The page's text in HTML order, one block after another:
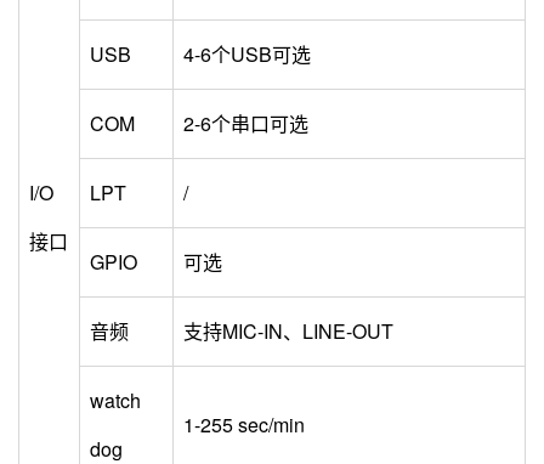
I/O
接口
USB 4-6个USB可选
COM 2-6个串口可选
LPT /
GPIO 可选
音频 支持MIC-IN、LINE-OUT
watch
dog
1-255 sec/min